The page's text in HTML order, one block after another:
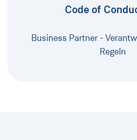
Code of
Business Partner -
Regeln